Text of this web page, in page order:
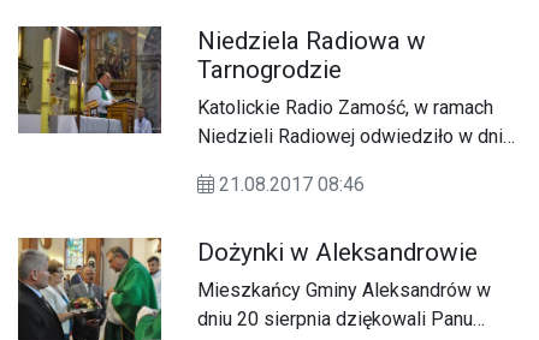
Lubaczowskiej.
Niedziela Radiowa w
Tarnogrodzie
Katolickie Radio Zamość, w ramach
Niedzieli Radiowej odwiedziło w dniu
Pańskiego w Tarnogrodzie.
21.08.2017 08:46
Dożynki w Aleksandrowie
Mieszkańcy Gminy Aleksandrów w
dniu 20 sierpnia dziękowali Panu